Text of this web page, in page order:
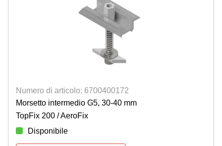
Numero di articolo: 6700400172
Morsetto intermedio G5, 30-40 mm
TopFix 200 / AeroFix
Disponibile